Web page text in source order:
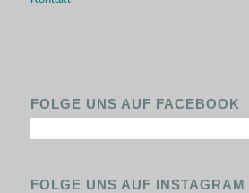
FOLGE UNS AUF FACEBOOK
FOLGE UNS AUF INSTAGRAM